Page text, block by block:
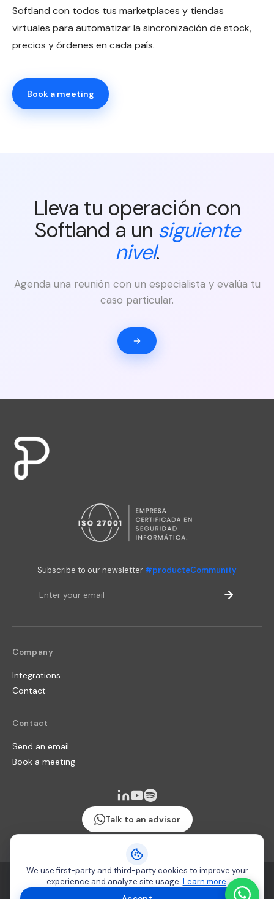
Softland con todos tus marketplaces y tiendas
virtuales para automatizar la sincronización de stock,
precios y órdenes en cada país.
Book a meeting
Lleva tu operación con
Softland a un siguiente
nivel.
Agenda una reunión con un especialista y evalúa tu
caso particular.
Subscribe to our newsletter #producteCommunity
Company
Integrations
Contact
Contact
Send an email
Book a meeting
Talk to an advisor
Terms & Conditions Security policy
Cookie usage
Copyright 2026 © Producteca
We use first-party and third-party cookies to improve your
experience and analyze site usage. Learn more.